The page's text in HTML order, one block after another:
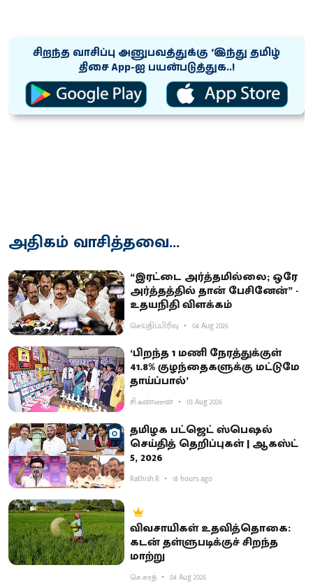
சிறந்த வாசிப்பு அனுபவத்துக்கு ‘இந்து தமிழ்
திசை App-ஐ பயன்படுத்துக..!
அதிகம் வாசித்தவை...
“இரட்டை அர்த்தமில்லை; ஒரே
அர்த்தத்தில் தான் பேசினேன்” -
உதயநிதி விளக்கம்
செய்திப்பிரிவு 04 Aug 2026
‘பிறந்த 1 மணி நேரத்துக்குள்
41.8% குழந்தைகளுக்கு மட்டுமே
தாய்ப்பால்’
சி.கண்ணன் 03 Aug 2026
தமிழக பட்ஜெட் ஸ்பெஷல்
செய்தித் தெறிப்புகள் | ஆகஸ்ட்
5, 2026
Rathish.R 18 hours ago
விவசாயிகள் உதவித்தொகை:
கடன் தள்ளுபடிக்குச் சிறந்த
மாற்று
செ.சரத் 04 Aug 2026